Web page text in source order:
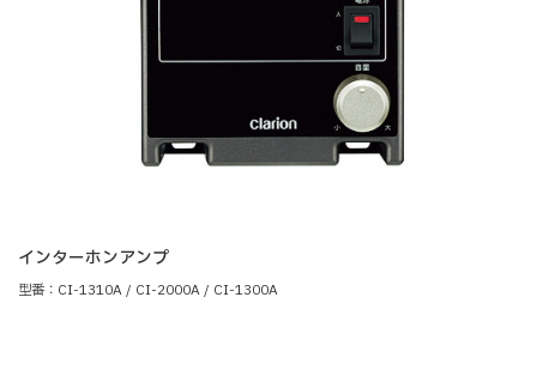
インターホンアンプ
型番：CI-1310A / CI-2000A / CI-1300A